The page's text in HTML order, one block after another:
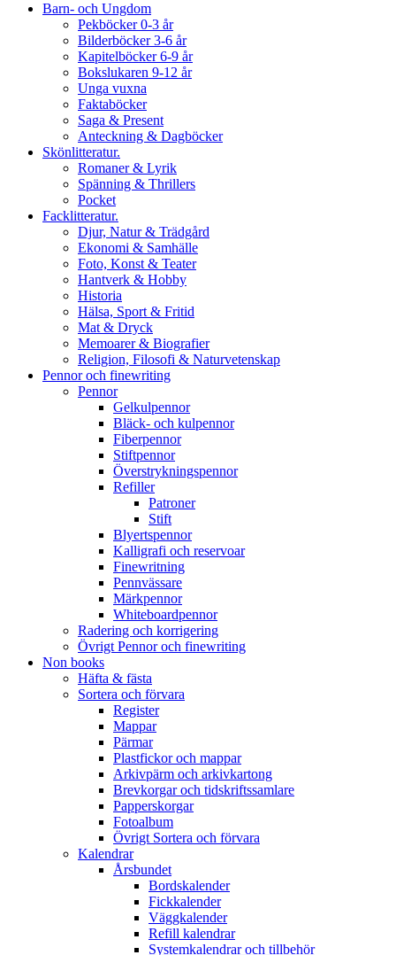
Barn- och Ungdom
Pekböcker 0-3 år
Bilderböcker 3-6 år
Kapitelböcker 6-9 år
Bokslukaren 9-12 år
Unga vuxna
Faktaböcker
Saga & Present
Anteckning & Dagböcker
Skönlitteratur.
Romaner & Lyrik
Spänning & Thrillers
Pocket
Facklitteratur.
Djur, Natur & Trädgård
Ekonomi & Samhälle
Foto, Konst & Teater
Hantverk & Hobby
Historia
Hälsa, Sport & Fritid
Mat & Dryck
Memoarer & Biografier
Religion, Filosofi & Naturvetenskap
Pennor och finewriting
Pennor
Gelkulpennor
Bläck- och kulpennor
Fiberpennor
Stiftpennor
Överstrykningspennor
Refiller
Patroner
Stift
Blyertspennor
Kalligrafi och reservoar
Finewritning
Pennvässare
Märkpennor
Whiteboardpennor
Radering och korrigering
Övrigt Pennor och finewriting
Non books
Häfta & fästa
Sortera och förvara
Register
Mappar
Pärmar
Plastfickor och mappar
Arkivpärm och arkivkartong
Brevkorgar och tidskriftssamlare
Papperskorgar
Fotoalbum
Övrigt Sortera och förvara
Kalendrar
Årsbundet
Bordskalender
Fickkalender
Väggkalender
Refill kalendrar
Systemkalendrar och tillbehör